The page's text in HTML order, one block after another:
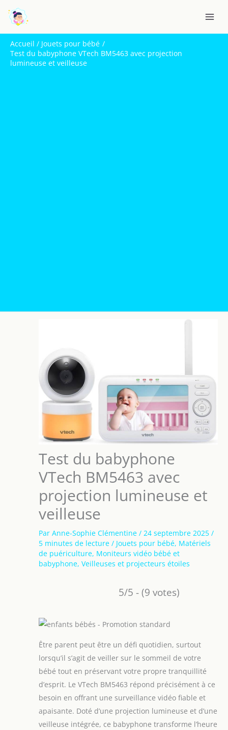
contenu
Accueil
Jouets pour bébé
Test du babyphone VTech BM5463 avec projection
lumineuse et veilleuse
Test du babyphone
VTech BM5463 avec
projection lumineuse et
veilleuse
Par Anne-Sophie Clémentine / 24 septembre 2025 /
5 minutes de lecture / Jouets pour bébé, Matériels
de puériculture, Moniteurs vidéo bébé et
babyphone, Veilleuses et projecteurs étoiles
5/5 - (9 votes)
Être parent peut être un défi quotidien, surtout
lorsqu’il s’agit de veiller sur le sommeil de votre
bébé tout en préservant votre propre tranquillité
d’esprit. Le VTech BM5463 répond précisément à ce
besoin en offrant une surveillance vidéo fiable et
apaisante. Doté d’une projection lumineuse et d’une
veilleuse intégrée, ce babyphone transforme l’heure
e
c
h
e